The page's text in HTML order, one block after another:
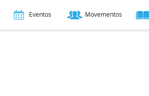
Eventos Movementos